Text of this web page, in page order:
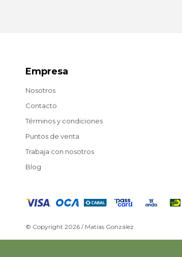
Empresa
Nosotros
Contacto
Términos y condiciones
Puntos de venta
Trabaja con nosotros
Blog
© Copyright 2026 / Matías González